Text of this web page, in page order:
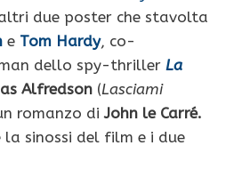
due poster che stavolta
e Tom Hardy, co-
dello spy-thriller La
Alfredson (Lasciami
romanzo diJohn le Carré.
sinossi del film e i due